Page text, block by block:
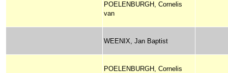
POELENBURGH, Cornelis
van
WEENIX, Jan Baptist
POELENBURGH, Cornelis